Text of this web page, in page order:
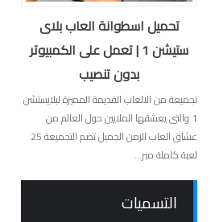
تحميل اسطوانة العاب بلاى
ستيشن 1 | تعمل على الكمبيوتر
بدون تنصيب
تجميعة من الالعاب القديمة المميزة لبلايستشن
1 والتى يعشقها الملايين حول العالم من
عشاق العاب الزمن الجميل تضم التجميعة 25
لعبة كاملة مبر...
التسميات